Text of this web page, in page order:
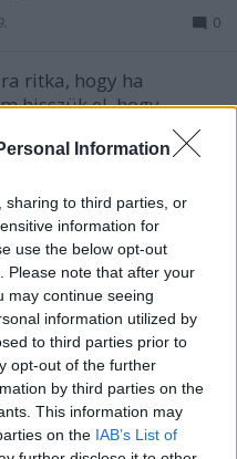
Information
sharing to third parties, or
information for
use the below opt-out
Please note that after your
may continue seeing
information utilized by
to third parties prior to
opt-out of the further
by third parties on the
This information may
on the IAB’s List of
0
ritka, hogy ha
hisszük el, hogy
rezidensi korban
nem látunk tipikus
mastoiditis
eset kapcsán a
nehéz kérdés, mert
némi fogalmi
dolog megoldása az